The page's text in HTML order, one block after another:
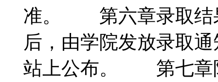
准。 第六章录取
后，由学院发放录取
站上公布。 第七章